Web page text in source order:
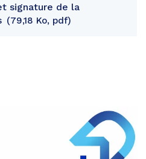
signature de la
79,18 Ko, pdf